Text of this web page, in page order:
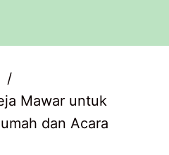
Mawar untuk
dan Acara